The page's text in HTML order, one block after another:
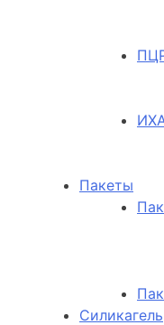
Пакеты
Силикагель